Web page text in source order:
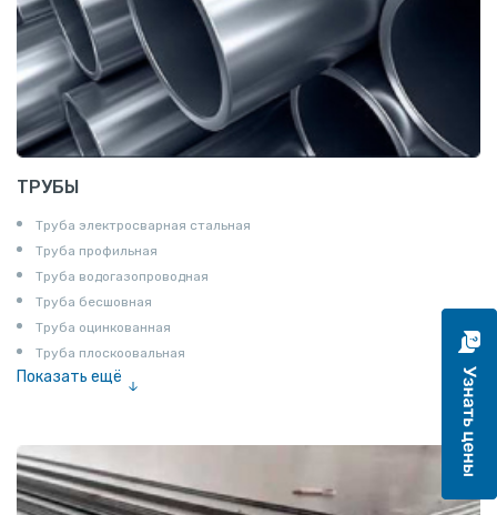
ТРУБЫ
Труба электросварная стальная
Труба профильная
Труба водогазопроводная
Труба бесшовная
Труба оцинкованная
Труба плоскоовальная
Показать ещё